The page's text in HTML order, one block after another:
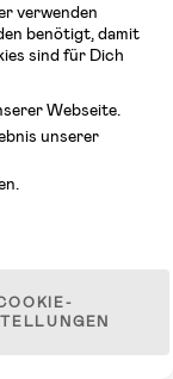
Laufrad, Blau
verwenden
benötigt, damit
sind für Dich
Webseite.
unserer